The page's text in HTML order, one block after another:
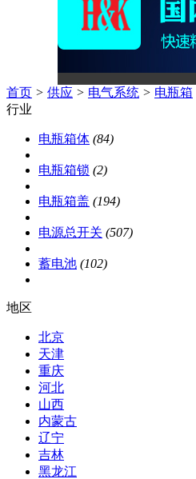
首页 > 供应 > 电气系统 > 电瓶箱
行业
电瓶箱体 (84)
电瓶箱锁 (2)
电瓶箱盖 (194)
电源总开关 (507)
蓄电池 (102)
地区
北京
天津
重庆
河北
山西
内蒙古
辽宁
吉林
黑龙江